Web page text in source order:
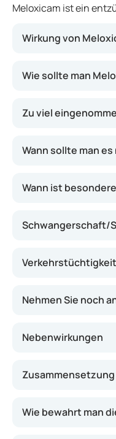
Meloxicam ist ein
Wirkung von
Wie sollte man
Zu viel
Wann sollte man
Wann ist
Schwangerschaft/
Nehmen Sie noch
Nebenwirkungen
Zusammensetzung
Wie bewahrt man